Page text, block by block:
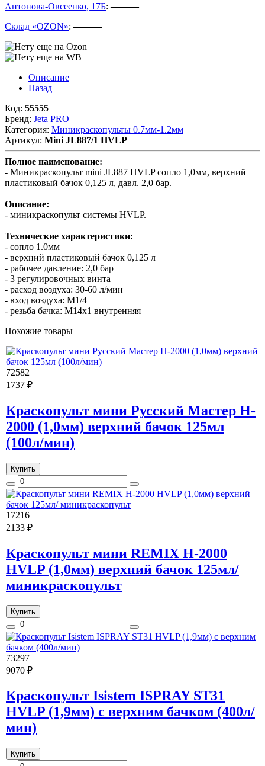
Антонова-Овсеенко, 17Б:———
Склад «OZON»:———
Описание
Назад
Код: 55555
Бренд: Jeta PRO
Категория: Миникраскопульты 0.7мм-1.2мм
Артикул: Mini JL887/1 HVLP
Полное наименование:
- Миникраскопульт mini JL887 HVLP сопло 1,0мм, верхний
пластиковый бачок 0,125 л, давл. 2,0 бар.
Описание:
- миникраскопульт системы HVLP.
Технические характеристики:
- сопло 1.0мм
- верхний пластиковый бачок 0,125 л
- рабочее давление: 2,0 бар
- 3 регулировочных винта
- расход воздуха: 30-60 л/мин
- вход воздуха: М1/4
- резьба бачка: М14х1 внутренняя
Похожие товары
72582
1737 ₽
Краскопульт мини Русский Мастер H-
2000 (1,0мм) верхний бачок 125мл
(100л/мин)
Купить
17216
2133 ₽
Краскопульт мини REMIX H-2000
HVLP (1,0мм) верхний бачок 125мл/
миникраскопульт
Купить
73297
9070 ₽
Краскопульт Isistem ISPRAY ST31
HVLP (1,9мм) с верхним бачком (400л/
мин)
Купить